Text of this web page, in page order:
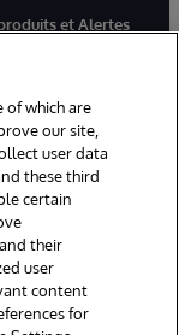
et Alertes
MA. Tous droits
Garantie
of which are
our site,
user data
these third
certain
their
user
content
for